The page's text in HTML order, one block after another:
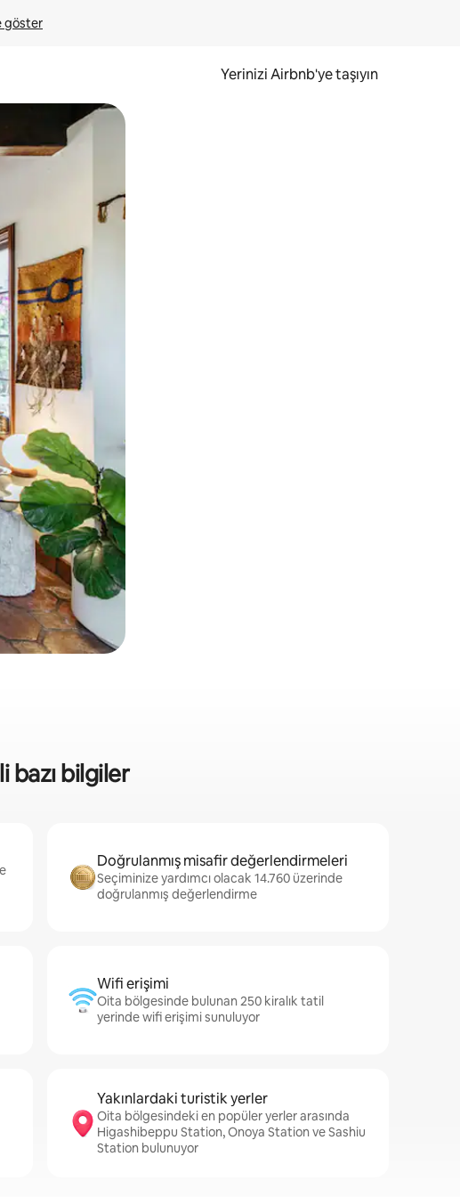
göster
Yerinizi Airbnb'ye taşıyın
keşfedin.
bazı bilgiler
Doğrulanmış misafir değerlendirmeleri
Seçiminize yardımcı olacak 14.760 üzerinde
doğrulanmış değerlendirme
Wifi erişimi
Oita bölgesinde bulunan 250 kiralık tatil
yerinde wifi erişimi sunuluyor
Yakınlardaki turistik yerler
Oita bölgesindeki en popüler yerler arasında
Higashibeppu Station, Onoya Station ve Sashiu
Station bulunuyor